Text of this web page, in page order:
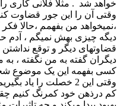
خواهد شد . مثلا فلانی کاری
وقتی آن را این جور قضاوت
،نمیخواهد من بفهمم ،حالا
دیگه چیزی بهش نمیگم ، آدم
قضاوتهای دیگر و توقع
دیگران گفته به من نگفته ،
کسی بفهمه این یک موضوع
وقتی این 2 خصلت را
کم درذهن خود کمرنگ کنیم